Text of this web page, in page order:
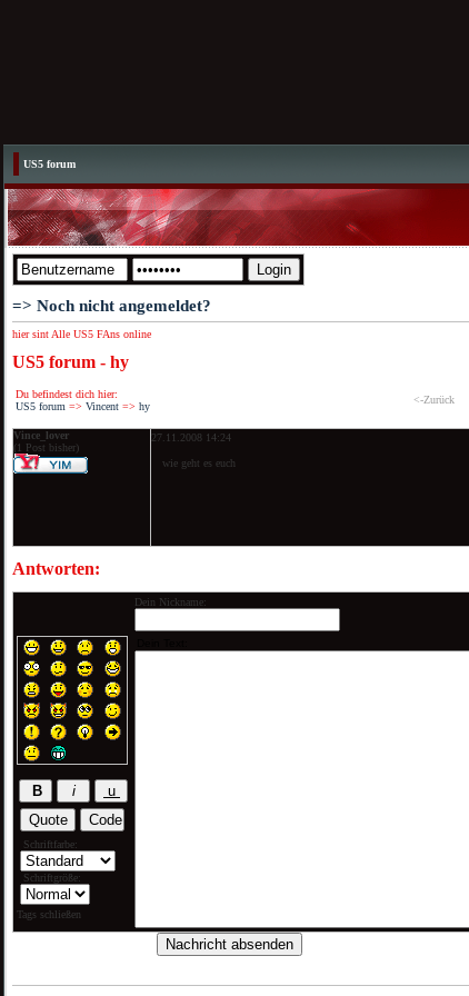
US5 forum
=> Noch nicht angemeldet?
hier sint Alle US5 FAns online
US5 forum - hy
Du befindest dich hier:
US5 forum => Vincent => hy
<-Zurück
Vince_lover
(1 Post bisher)
27.11.2008 14:24
wie geht es euch
Antworten:
Dein Nickname:
Schriftfarbe:
Schriftgröße:
Tags schließen